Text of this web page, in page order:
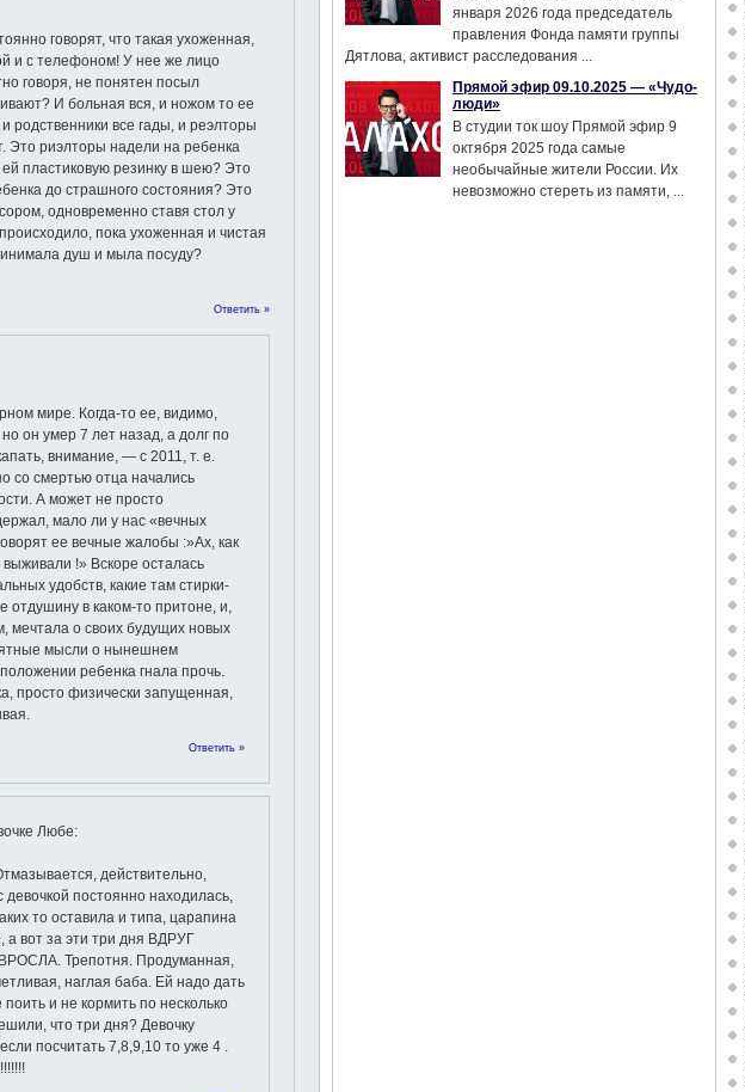
говорят, что такая ухоженная,
и с телефоном! У нее же лицо
говоря, не понятен посыл
И больная вся, и ножом то ее
родственники все гады, и реэлторы
Это риэлторы надели на ребенка
пластиковую резинку в шею? Это
до страшного состояния? Это
одновременно ставя стол у
пока ухоженная и чистая
душ и мыла посуду?
Ответить »
мире. Когда-то ее, видимо,
он умер 7 лет назад, а долг по
внимание, — с 2011, т. е.
со смертью отца начались
А может не просто
мало ли у нас «вечных
ее вечные жалобы :»Ах, как
!» Вскоре осталась
удобств, какие там стирки-
отдушину в каком-то притоне, и,
мечтала о своих будущих новых
мысли о нынешнем
ребенка гнала прочь.
просто физически запущенная,
Ответить »
Любе:
действительно,
девочкой постоянно находилась,
то оставила и типа, царапина
вот за эти три дня ВДРУГ
Трепотня. Продуманная,
наглая баба. Ей надо дать
и не кормить по несколько
что три дня? Девочку
посчитать 7,8,9,10 то уже 4 .
января 2026 года председатель
правления Фонда памяти группы
Дятлова, активист расследования ...
Прямой эфир 09.10.2025 — «Чудо-
люди»
В студии ток шоу Прямой эфир 9
октября 2025 года самые
необычайные жители России. Их
невозможно стереть из памяти, ...